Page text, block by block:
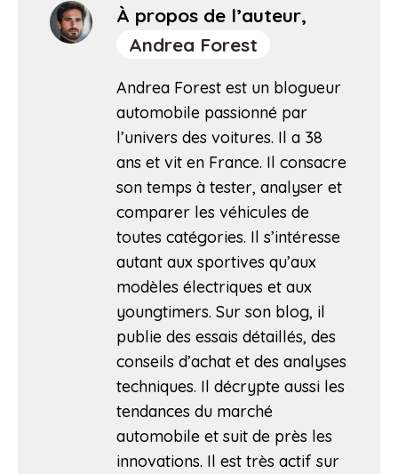
À propos de l’auteur,
Andrea Forest
Andrea Forest est un blogueur
automobile passionné par
l’univers des voitures. Il a 38
ans et vit en France. Il consacre
son temps à tester, analyser et
comparer les véhicules de
toutes catégories. Il s’intéresse
autant aux sportives qu’aux
modèles électriques et aux
youngtimers. Sur son blog, il
publie des essais détaillés, des
conseils d’achat et des analyses
techniques. Il décrypte aussi les
tendances du marché
automobile et suit de près les
innovations. Il est très actif sur